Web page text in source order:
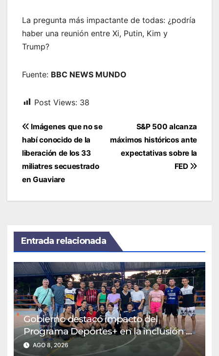
La pregunta más impactante de todas: ¿podría
haber una reunión entre Xi, Putin, Kim y
Trump?
Fuente: BBC NEWS MUNDO
Post Views: 38
Navegación
de
entradas
S&P 500 alcanza
máximos históricos ante
expectativas sobre la
FED
Imágenes que no se
habí conocido de la
liberación de los 33
miliatres secuestrado
en Guaviare
Entrada relacionada
Gobierno destacó impacto del
Programa Deportes+ en la inclusión y
el fortalecimiento comunitario
AGO 8, 2026